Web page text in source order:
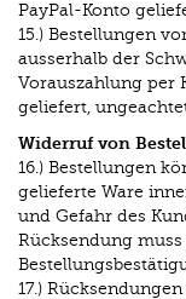
PayPal-Konto
15.) Bestellungen
ausserhalb der
Vorauszahlung per
geliefert,
Widerruf von
16.) Bestellungen
gelieferte Ware
und Gefahr des
Rücksendung
17.)